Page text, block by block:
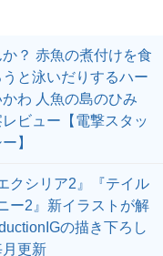
？ 赤魚の煮付けを食
と泳いだりするハー
かわ 人魚の島のひみ
ビュー【電撃スタッ
】
クシリア2』『テイル
ー2』新イラストが解
の描き下ろし
更新